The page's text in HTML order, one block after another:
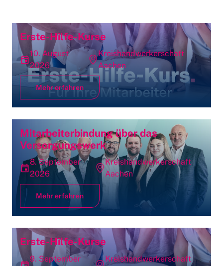
Erste-Hilfe-Kurse
10. August
2026
Kreishandwerkerschaft
Aachen
Mehr erfahren
Mitarbeiterbindung über das
Versorgungswerk
8. September
2026
Kreishandwerkerschaft
Aachen
Mehr erfahren
Erste-Hilfe-Kurse
9. September
Kreishandwerkerschaft